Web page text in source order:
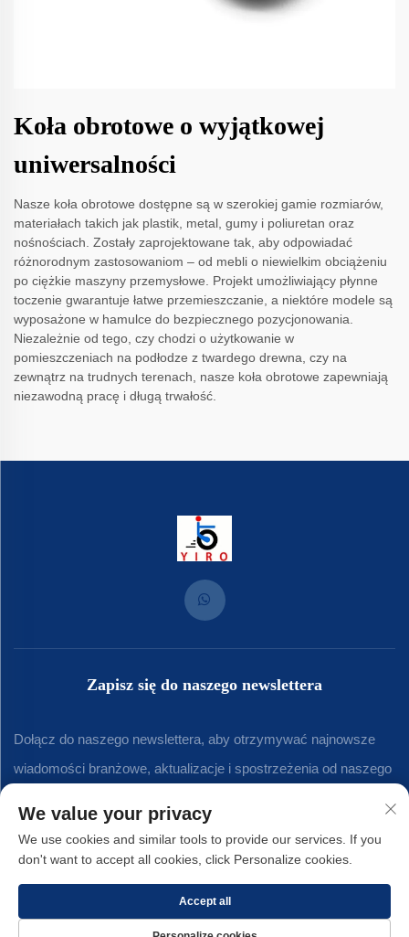
Koła obrotowe o wyjątkowej
uniwersalności
Nasze koła obrotowe dostępne są w szerokiej gamie rozmiarów,
materiałach takich jak plastik, metal, gumy i poliuretan oraz
nośnościach. Zostały zaprojektowane tak, aby odpowiadać
różnorodnym zastosowaniom – od mebli o niewielkim obciążeniu
po ciężkie maszyny przemysłowe. Projekt umożliwiający płynne
toczenie gwarantuje łatwe przemieszczanie, a niektóre modele są
wyposażone w hamulce do bezpiecznego pozycjonowania.
Niezależnie od tego, czy chodzi o użytkowanie w
pomieszczeniach na podłodze z twardego drewna, czy na
zewnątrz na trudnych terenach, nasze koła obrotowe zapewniają
niezawodną pracę i długą trwałość.
Zapisz się do naszego newslettera
Dołącz do naszego newslettera, aby otrzymywać najnowsze
wiadomości branżowe, aktualizacje i spostrzeżenia od naszego
Subskrybuj
We value your privacy
We use cookies and similar tools to provide our services. If you
don't want to accept all cookies, click Personalize cookies.
Accept all